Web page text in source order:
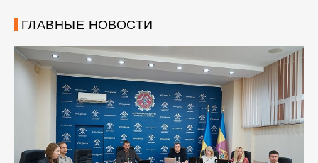
ГЛАВНЫЕ НОВОСТИ